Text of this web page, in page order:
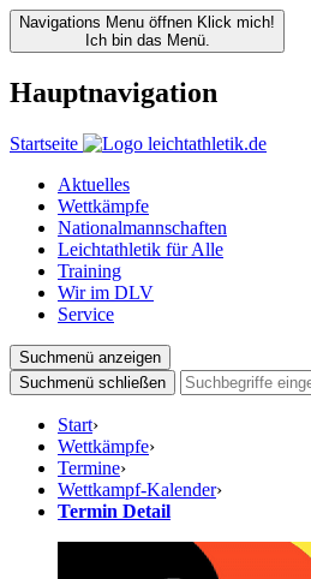
Navigations Menu öffnen Klick mich!
Ich bin das Menü.
Hauptnavigation
Startseite
Aktuelles
Wettkämpfe
Nationalmannschaften
Leichtathletik für Alle
Training
Wir im DLV
Service
Suchmenü anzeigen
Suchmenü schließen
Start›
Wettkämpfe›
Termine›
Wettkampf-Kalender›
Termin Detail